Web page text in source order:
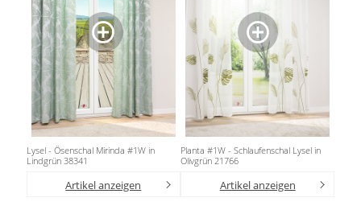
Lysel - Ösenschal Mirinda #1W in
Lindgrün 38341
Artikel anzeigen
Planta #1W - Schlaufenschal Lysel in
Olivgrün 21766
Artikel anzeigen